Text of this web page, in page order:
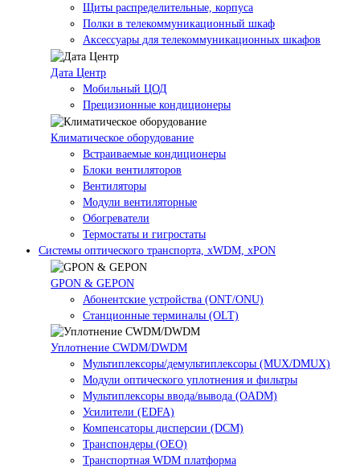
Щиты распределительные, корпуса
Полки в телекоммуникационный шкаф
Аксессуары для телекоммуникационных шкафов
Дата Центр
Мобильный ЦОД
Прецизионные кондиционеры
Климатичeское оборудование
Встраиваемые кондиционеры
Блоки вентиляторов
Вентиляторы
Модули вентиляторные
Обогреватели
Термостаты и гигростаты
Системы оптического транспорта, xWDM, xPON
GPON & GEPON
Абонентские устройства (ONT/ONU)
Станционные терминалы (OLT)
Уплотнение CWDM/DWDM
Мультиплексоры/демультиплексоры (MUX/DMUX)
Модули оптического уплотнения и фильтры
Мультиплексоры ввода/вывода (OADM)
Усилители (EDFA)
Компенсаторы дисперсии (DCM)
Транспондеры (OEO)
Транспортная WDM платформа